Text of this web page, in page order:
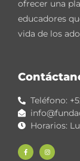
ofrecer una
educadores
vida de los
Teléfono:
Horarios: